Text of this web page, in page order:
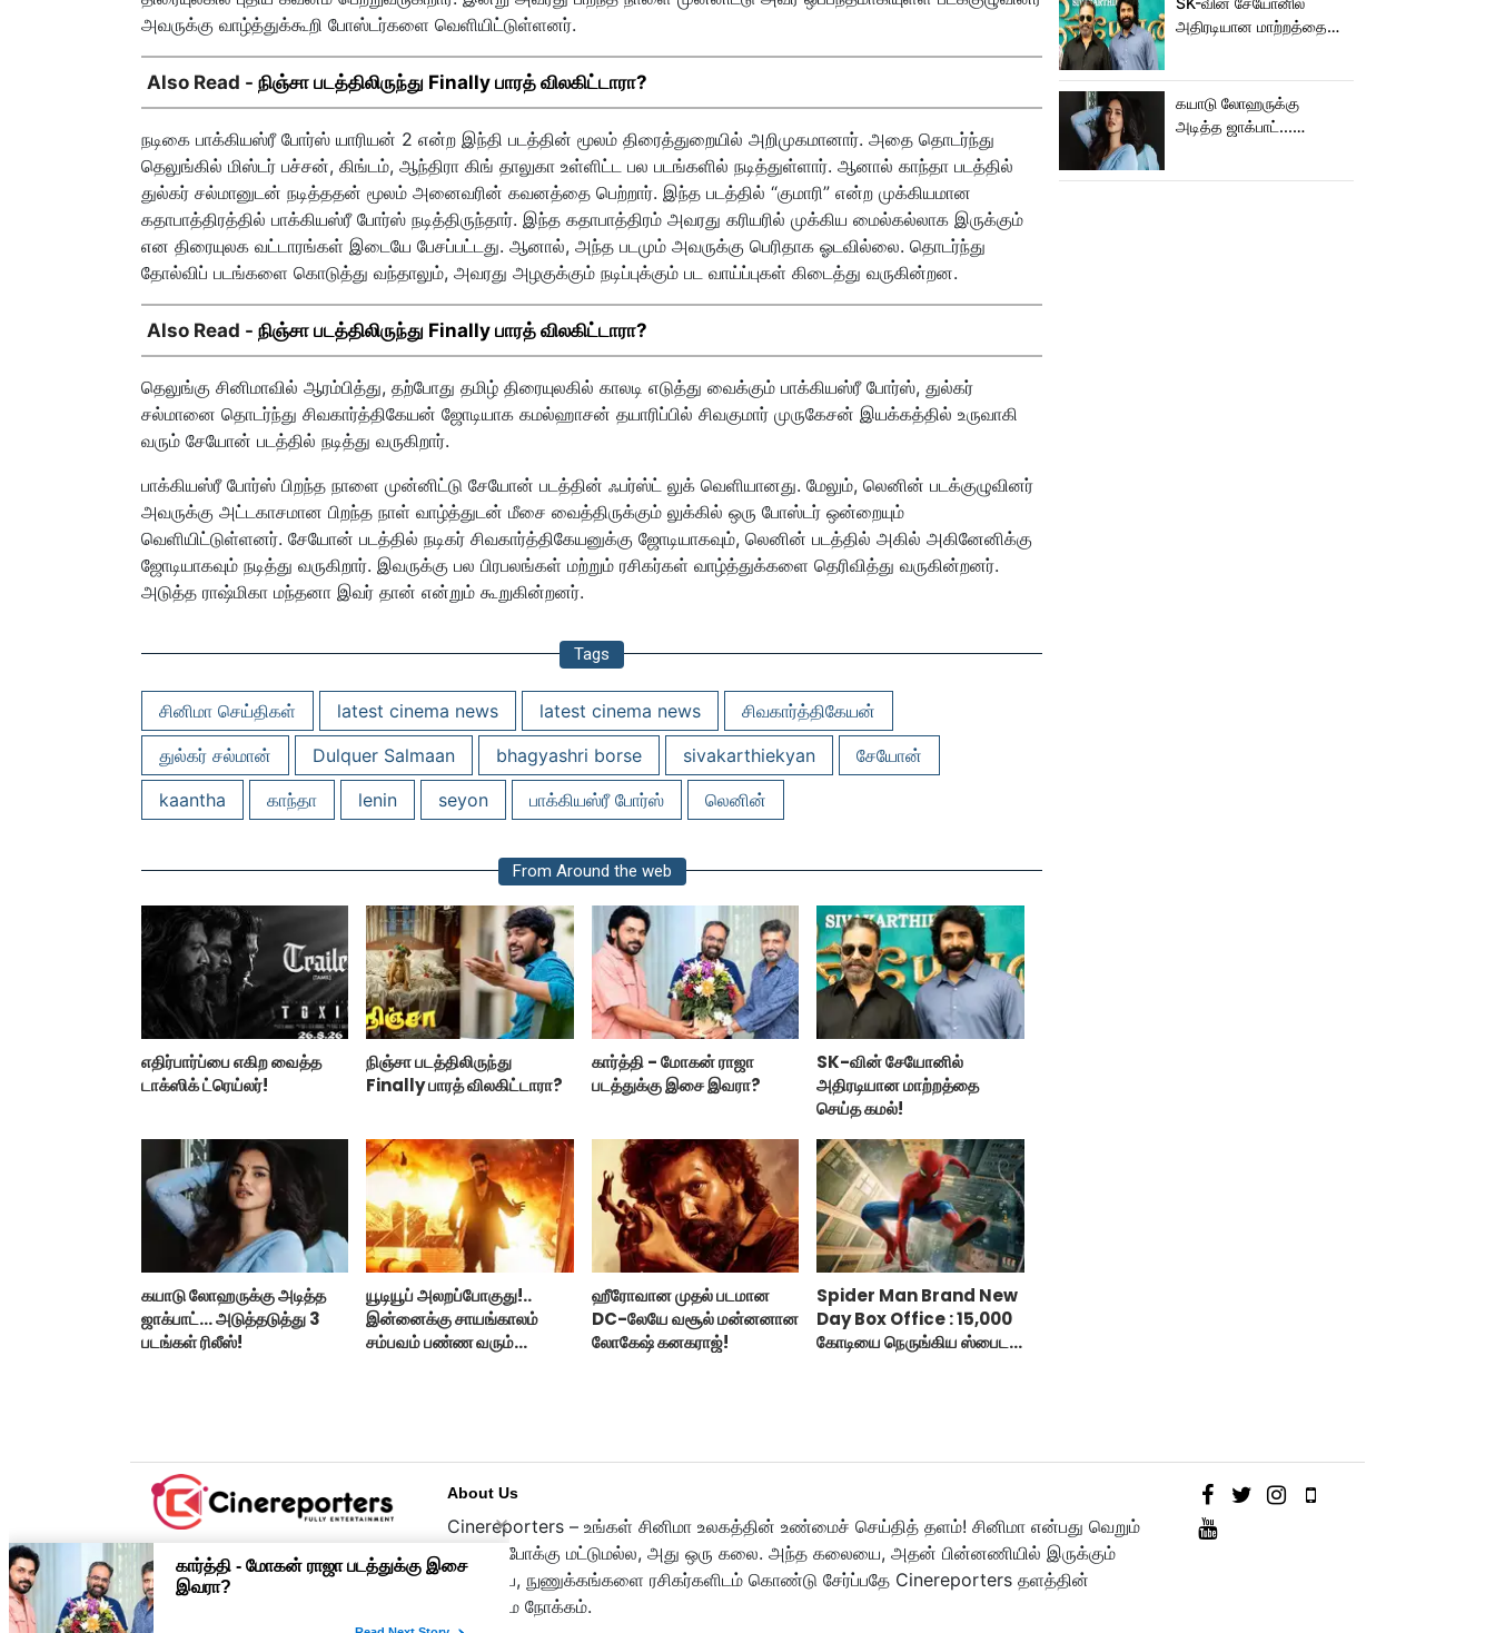
அவருக்கு வாழ்த்துக்கூறி போஸ்டர்களை வெளியிட்டுள்ளனர்.
Also Read - நிஞ்சா படத்திலிருந்து Finally பாரத் விலகிட்டாரா?
நடிகை பாக்கியஸ்ரீ போர்ஸ் யாரியன் 2 என்ற இந்தி படத்தின் மூலம் திரைத்துறையில் அறிமுகமானார். அதை தொடர்ந்து
தெலுங்கில் மிஸ்டர் பச்சன், கிங்டம், ஆந்திரா கிங் தாலுகா உள்ளிட்ட பல படங்களில் நடித்துள்ளார். ஆனால் காந்தா படத்தில்
துல்கர் சல்மானுடன் நடித்ததன் மூலம் அனைவரின் கவனத்தை பெற்றார். இந்த படத்தில் “குமாரி” என்ற முக்கியமான
கதாபாத்திரத்தில் பாக்கியஸ்ரீ போர்ஸ் நடித்திருந்தார். இந்த கதாபாத்திரம் அவரது கரியரில் முக்கிய மைல்கல்லாக இருக்கும்
என திரையுலக வட்டாரங்கள் இடையே பேசப்பட்டது. ஆனால், அந்த படமும் அவருக்கு பெரிதாக ஓடவில்லை. தொடர்ந்து
தோல்விப் படங்களை கொடுத்து வந்தாலும், அவரது அழகுக்கும் நடிப்புக்கும் பட வாய்ப்புகள் கிடைத்து வருகின்றன.
Also Read - நிஞ்சா படத்திலிருந்து Finally பாரத் விலகிட்டாரா?
தெலுங்கு சினிமாவில் ஆரம்பித்து, தற்போது தமிழ் திரையுலகில் காலடி எடுத்து வைக்கும் பாக்கியஸ்ரீ போர்ஸ், துல்கர்
சல்மானை தொடர்ந்து சிவகார்த்திகேயன் ஜோடியாக கமல்ஹாசன் தயாரிப்பில் சிவகுமார் முருகேசன் இயக்கத்தில் உருவாகி
வரும் சேயோன் படத்தில் நடித்து வருகிறார்.
பாக்கியஸ்ரீ போர்ஸ் பிறந்த நாளை முன்னிட்டு சேயோன் படத்தின் ஃபர்ஸ்ட் லுக் வெளியானது. மேலும், லெனின் படக்குழுவினர்
அவருக்கு அட்டகாசமான பிறந்த நாள் வாழ்த்துடன் மீசை வைத்திருக்கும் லுக்கில் ஒரு போஸ்டர் ஒன்றையும்
வெளியிட்டுள்ளனர். சேயோன் படத்தில் நடிகர் சிவகார்த்திகேயனுக்கு ஜோடியாகவும், லெனின் படத்தில் அகில் அகினேனிக்கு
ஜோடியாகவும் நடித்து வருகிறார். இவருக்கு பல பிரபலங்கள் மற்றும் ரசிகர்கள் வாழ்த்துக்களை தெரிவித்து வருகின்றனர்.
அடுத்த ராஷ்மிகா மந்தனா இவர் தான் என்றும் கூறுகின்றனர்.
Tags
சினிமா செய்திகள் latest cinema news latest cinema news
சிவகார்த்திகேயன்
துல்கர் சல்மான்
Dulquer Salmaan bhagyashri borse sivakarthiekyan
சேயோன்
kaantha
காந்தா lenin seyon பாக்கியஸ்ரீ போர்ஸ் லெனின்
From Around the web
எதிர்பார்ப்பை எகிற வைத்த
டாக்ஸிக் ட்ரெய்லர்!
நிஞ்சா படத்திலிருந்து
Finally பாரத் விலகிட்டாரா?
கார்த்தி - மோகன் ராஜா
படத்துக்கு இசை இவரா?
SK-வின் சேயோனில்
அதிரடியான மாற்றத்தை
செய்த கமல்!
கயாடு லோஹருக்கு அடித்த
ஜாக்பாட்... அடுத்தடுத்து 3
படங்கள் ரிலீஸ்!
யூடியூப் அலறப்போகுது!..
இன்னைக்கு சாயங்காலம்
சம்பவம் பண்ண வரும்
ஹீரோவான முதல் படமான
DC-லேயே வசூல் மன்னனான
லோகேஷ் கனகராஜ்!
Spider Man Brand New
Day Box Office : 15,000
கோடியை நெருங்கிய ஸ்பைடர்
அதிரடியான மாற்றத்தை
கயாடு லோஹருக்கு
அடித்த ஜாக்பாட்...
About Us
Cinereporters – உங்கள் சினிமா உலகத்தின் உண்மைச் செய்தித் தளம்! சினிமா என்பது வெறும்
பொழுதுபோக்கு மட்டுமல்ல, அது ஒரு கலை. அந்த கலையை, அதன் பின்னணியில் இருக்கும்
உழைப்பை, நுணுக்கங்களை ரசிகர்களிடம் கொண்டு சேர்ப்பதே Cinereporters தளத்தின்
முதன்மை நோக்கம்.